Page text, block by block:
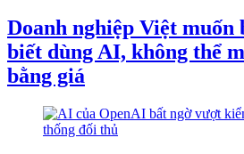
Doanh nghiệp Việt muốn
biết dùng AI, không thể
bằng giá